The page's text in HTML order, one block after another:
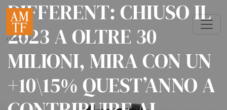
DIFFERENT: CHIUSO IL
2023 A OLTRE 30
MILIONI, MIRA CON UN
+10\15% QUEST’ANNO A